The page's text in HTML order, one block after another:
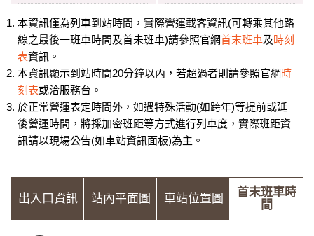
本資訊僅為列車到站時間，實際營運載客資訊(可轉乘其他路
線之最後一班車時間及首未班車)請參照官網首末班車及時刻
表資訊。
本資訊顯示到站時間20分鐘以內，若超過者則請參照官網 時
刻表或洽服務台。
於正常營運表定時間外，如遇特殊活動(如跨年)等提前或延
後營運時間，將採加密班距等方式進行列車度，實際班距資
訊請以現場公告(如車站資訊面板)為主。
出入口資訊 站內平面圖 車站位置圖
首末班車時
間